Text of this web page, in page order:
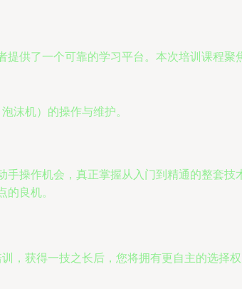
供了一个可靠的学习平台。本次培训课程聚
沫机）的操作与维护。
操作机会，真正掌握从入门到精通的整套
良机。
，获得一技之长后，您将拥有更自主的选择